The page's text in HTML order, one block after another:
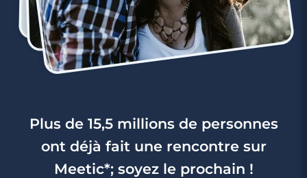
Plus de 15,5 millions de personnes
ont déjà fait une rencontre sur
Meetic*; soyez le prochain !